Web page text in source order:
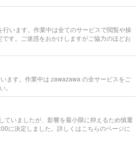
います。作業中は全てのサービスで閲覧や操
す。ご迷惑をおかけしますがご協力のほどお
ます。作業中は zawazawa の全サービスをご
。
ていましたが、影響を最小限に抑えるため慎重
に決定しました。詳しくはこちらのページに